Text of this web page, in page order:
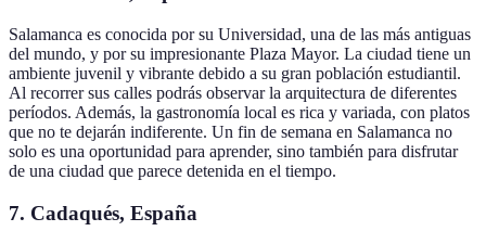
Salamanca es conocida por su Universidad, una de las más antiguas
del mundo, y por su impresionante Plaza Mayor. La ciudad tiene un
ambiente juvenil y vibrante debido a su gran población estudiantil.
Al recorrer sus calles podrás observar la arquitectura de diferentes
períodos. Además, la gastronomía local es rica y variada, con platos
que no te dejarán indiferente. Un fin de semana en Salamanca no
solo es una oportunidad para aprender, sino también para disfrutar
de una ciudad que parece detenida en el tiempo.
7. Cadaqués, España